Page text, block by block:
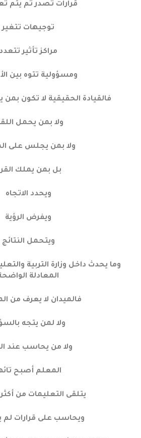
قرارات تصدر ثم يتم
توجيهات تتغير
مراكز تأثير تتعدد
ومسؤولية تتوه بين
فالقيادة الحقيقية لا تكون
ولا بمن يحمل
ولا بمن يجلس على
بل بمن يملك
ويحدد الاتجاه
ويفرض الرؤية
ويتحمل النتائج
وما يحدث داخل وزارة التربية
المعادلة
فالميدان لا يعرف من
ولا لمن يتجه
ولا من يحاسب عند
المعلم أصبح
يتلقى التعليمات من
ويحاسب على قرارات